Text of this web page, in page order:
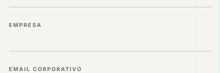
EMPRESA
EMAIL CORPORATIVO